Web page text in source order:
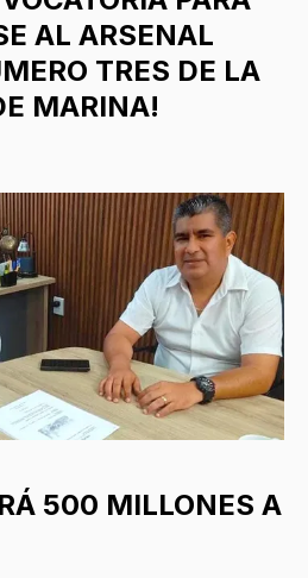
AL ARSENAL
TRES DE LA
MARINA!
500 MILLONES A